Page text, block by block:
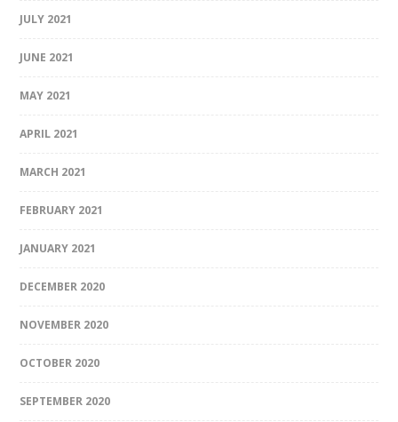
JULY 2021
JUNE 2021
MAY 2021
APRIL 2021
MARCH 2021
FEBRUARY 2021
JANUARY 2021
DECEMBER 2020
NOVEMBER 2020
OCTOBER 2020
SEPTEMBER 2020